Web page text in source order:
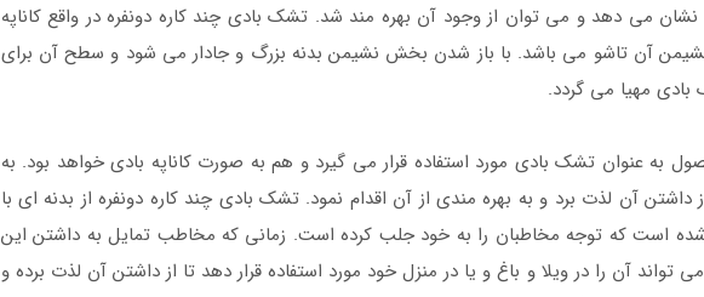
نشان می دهد و می توان از وجود آن بهره مند شد. تشک بادی چند کاره دونفره در واقع کاناپه
آن تاشو می باشد. با باز شدن بخش نشیمن بدنه بزرگ و جادار می شود و سطح آن برای
بادی مهیا می گردد.
به عنوان تشک بادی مورد استفاده قرار می گیرد و هم به صورت کاناپه بادی خواهد بود. به
آن لذت برد و به بهره مندی از آن اقدام نمود. تشک بادی چند کاره دونفره از بدنه ای با
است که توجه مخاطبان را به خود جلب کرده است. زمانی که مخاطب تمایل به داشتن این
آن را در ویلا و باغ و یا در منزل خود مورد استفاده قرار دهد تا از داشتن آن لذت برده و